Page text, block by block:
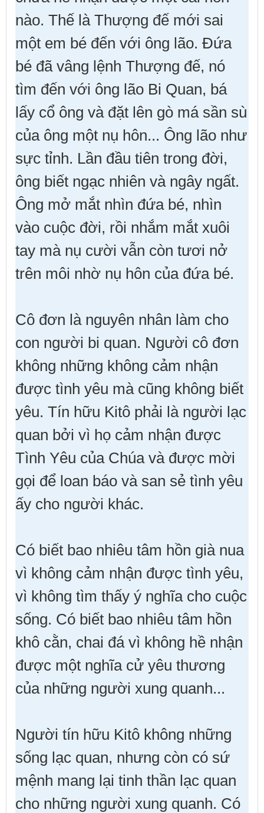
nào. Thế là Thượng đế mới sai
một em bé đến với ông lão. Ðứa
bé đã vâng lệnh Thượng đế, nó
tìm đến với ông lão Bi Quan, bá
lấy cổ ông và đặt lên gò má sần sù
của ông một nụ hôn... Ông lão như
sực tỉnh. Lần đầu tiên trong đời,
ông biết ngạc nhiên và ngây ngất.
Ông mở mắt nhìn đứa bé, nhìn
vào cuộc đời, rồi nhắm mắt xuôi
tay mà nụ cười vẫn còn tươi nở
trên môi nhờ nụ hôn của đứa bé.
Cô đơn là nguyên nhân làm cho
con người bi quan. Người cô đơn
không những không cảm nhận
được tình yêu mà cũng không biết
yêu. Tín hữu Kitô phải là người lạc
quan bởi vì họ cảm nhận được
Tình Yêu của Chúa và được mời
gọi để loan báo và san sẻ tình yêu
ấy cho người khác.
Có biết bao nhiêu tâm hồn già nua
vì không cảm nhận được tình yêu,
vì không tìm thấy ý nghĩa cho cuộc
sống. Có biết bao nhiêu tâm hồn
khô cằn, chai đá vì không hề nhận
được một nghĩa cử yêu thương
của những người xung quanh...
Người tín hữu Kitô không những
sống lạc quan, nhưng còn có sứ
mệnh mang lại tinh thần lạc quan
cho những người xung quanh. Có